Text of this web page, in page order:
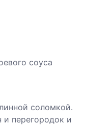
соуса
соломкой.
и перегородок и